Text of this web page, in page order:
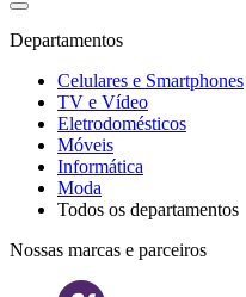
Departamentos
Celulares e Smartphones
TV e Vídeo
Eletrodomésticos
Móveis
Informática
Moda
Todos os departamentos
Nossas marcas e parceiros